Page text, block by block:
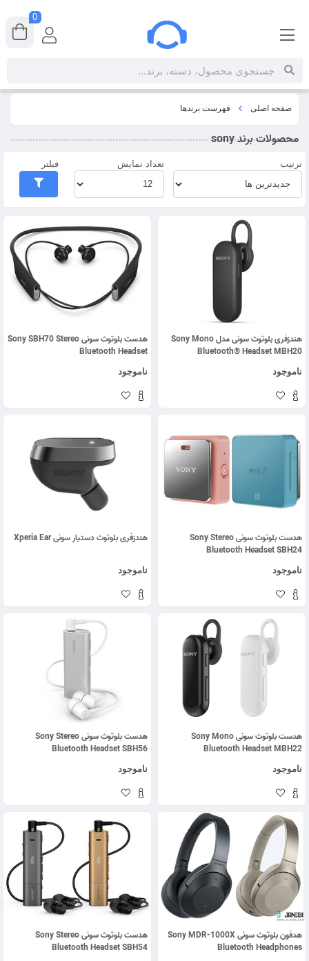
صفحه اصلی فهرست برندها
محصولات برند sony
ترتیب تعداد نمایش فیلتر
هندزفری بلوتوث سونی مدل Sony Mono
Bluetooth® Headset MBH20
ناموجود
هدست بلوتوث سونی Sony SBH70 Stereo
Bluetooth Headset
ناموجود
هدست بلوتوث سونی Sony Stereo
Bluetooth Headset SBH24
ناموجود
هندزفری بلوتوث دستیار سونی Xperia Ear
ناموجود
هدست بلوتوث سونی Sony Mono
Bluetooth Headset MBH22
ناموجود
هدست بلوتوث سونی Sony Stereo
Bluetooth Headset SBH56
ناموجود
هدفون بلوتوث سونی Sony MDR-1000X
Bluetooth Headphones
هدست بلوتوث سونی Sony Stereo
Bluetooth Headset SBH54
0